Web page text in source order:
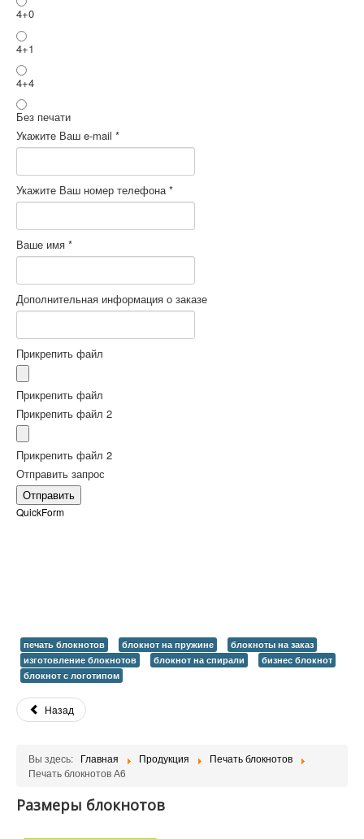
4+0
4+1
4+4
Без печати
Укажите Ваш e-mail *
Укажите Ваш номер телефона*
Ваше имя *
Дополнительная информация о заказе
Прикрепить файл
Прикрепить файл
Прикрепить файл 2
Прикрепить файл 2
Отправить запрос
QuickForm
печать блокнотов блокнот на пружине
блокноты на заказ
изготовление блокнотов
блокнот на спирали
бизнес блокнот
блокнот с логотипом
Назад
Вы здесь: Главная Продукция
Печать блокнотов
Печать блокнотов А6
Размеры блокнотов